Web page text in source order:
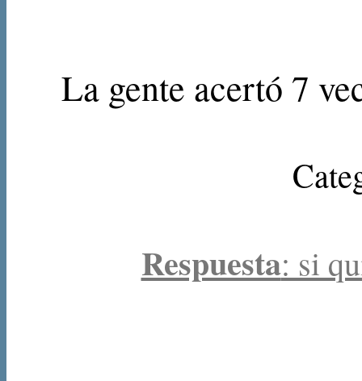
La gente acertó 7
Respuesta: si